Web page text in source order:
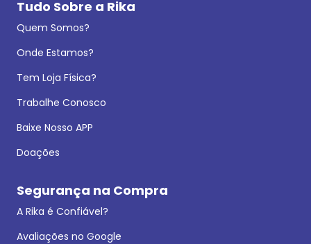
Tudo Sobre a Rika
Quem Somos?
Onde Estamos?
Tem Loja Física?
Trabalhe Conosco
Baixe Nosso APP
Doações
Segurança na Compra
A Rika é Confiável?
Avaliações no Google